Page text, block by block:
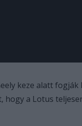
keze alatt
hogy a Lotus